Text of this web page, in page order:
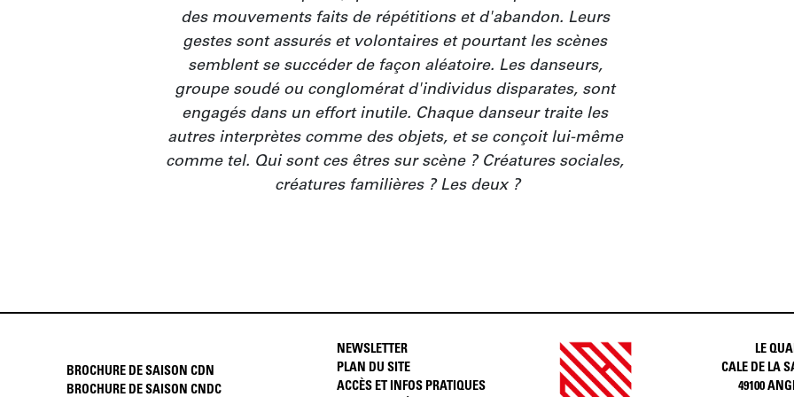
des mouvements faits de répétitions et d'abandon. Leurs
gestes sont assurés et volontaires et pourtant les scènes
semblent se succéder de façon aléatoire. Les danseurs,
groupe soudé ou conglomérat d'individus disparates, sont
engagés dans un effort inutile. Chaque danseur traite les
autres interprètes comme des objets, et se conçoit lui-même
comme tel. Qui sont ces êtres sur scène ? Créatures sociales,
créatures familières ? Les deux ?
BROCHURE DE SAISON CDN
BROCHURE DE SAISON CNDC
NEWSLETTER
PLAN DU SITE
ACCÈS ET INFOS PRATIQUES
LE
CALE DE LA
49100